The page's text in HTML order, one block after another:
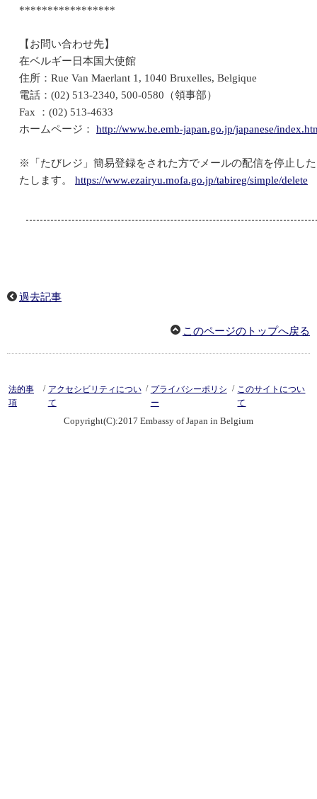
*****************
【お問い合わせ先】
在ベルギー日本国大使館
住所：Rue Van Maerlant 1, 1040 Bruxelles, Belgique
電話：(02) 513-2340, 500-0580（領事部）
Fax ：(02) 513-4633
ホームページ： http://www.be.emb-japan.go.jp/japanese/
※「たびレジ」簡易登録をされた方でメールの配信を停止し
たします。 https://www.ezairyu.mofa.go.jp/tabireg/simple/delete
過去記事
このページのトップへ戻る
法的事
項
/ アクセシビリティについ
て
/ プライバシーポリシ
ー
/ このサイトについ
て
Copyright(C):2017 Embassy of Japan in Belgium